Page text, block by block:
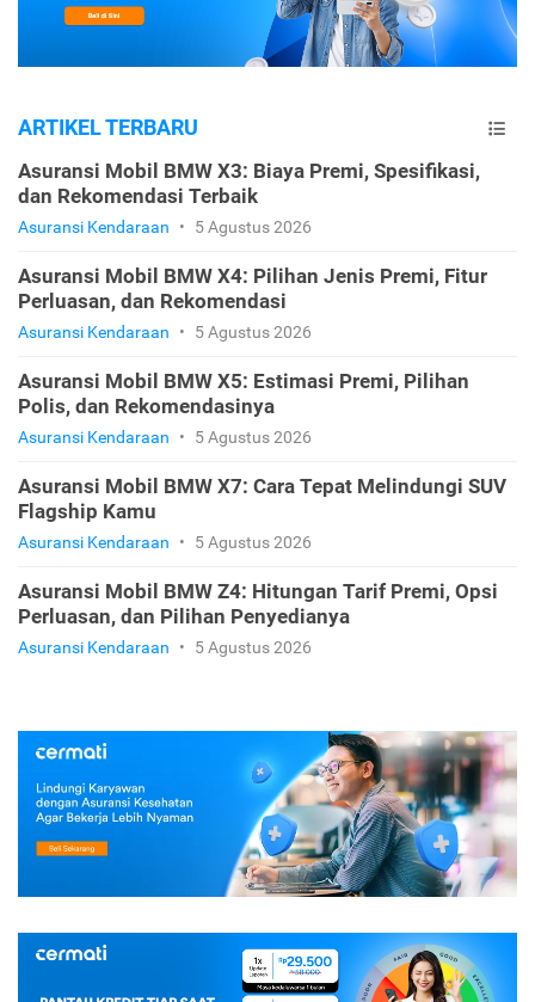
ARTIKEL TERBARU
Asuransi Mobil BMW X3: Biaya Premi, Spesifikasi,
dan Rekomendasi Terbaik
Asuransi Kendaraan • 5 Agustus 2026
Asuransi Mobil BMW X4: Pilihan Jenis Premi, Fitur
Perluasan, dan Rekomendasi
Asuransi Kendaraan • 5 Agustus 2026
Asuransi Mobil BMW X5: Estimasi Premi, Pilihan
Polis, dan Rekomendasinya
Asuransi Kendaraan • 5 Agustus 2026
Asuransi Mobil BMW X7: Cara Tepat Melindungi SUV
Flagship Kamu
Asuransi Kendaraan • 5 Agustus 2026
Asuransi Mobil BMW Z4: Hitungan Tarif Premi, Opsi
Perluasan, dan Pilihan Penyedianya
Asuransi Kendaraan • 5 Agustus 2026